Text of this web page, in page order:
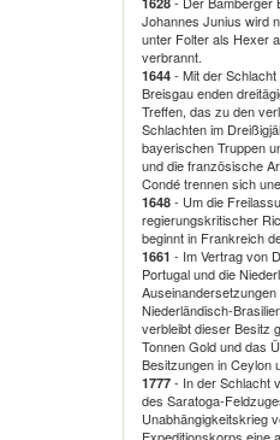
Johannes Junius wird
unter Folter als Hexer
verbrannt.
1644 - Mit der
Breisgau enden
Treffen, das zu den
Schlachten im
bayerischen Truppen
und die französische
Condé trennen sich
1648 - Um die
regierungskritischer
beginnt in Frankreich
1661 - Im Vertrag von
Portugal und die
Niederländisch-
verbleibt dieser Besitz
Tonnen Gold und das
Besitzungen in Ceylon
1777 - In der Schlacht
des Saratoga-
Unabhängigkeitskrieg